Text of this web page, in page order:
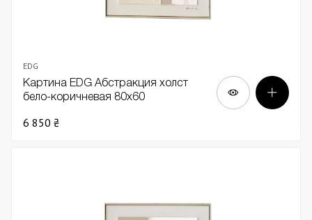
EDG
Картина EDG Абстракция холст
бело-коричневая 80х60
6 850 ₴